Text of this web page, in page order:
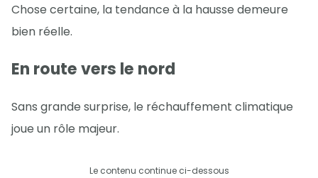
Chose certaine, la tendance à la hausse demeure
bien réelle.
En route vers le nord
Sans grande surprise, le réchauffement climatique
joue un rôle majeur.
Le contenu continue ci-dessous